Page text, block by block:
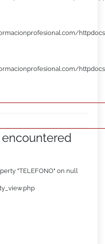
encountered
"TELEFONO" on null